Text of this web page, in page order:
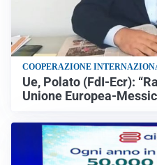
COOPERAZIONE
Ue, Polato (FdI-Ecr):
Unione Europea-